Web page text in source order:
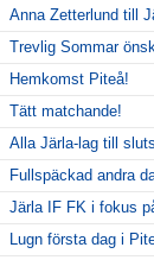
Anna Zetterlund till
Trevlig Sommar
Hemkomst Piteå!
Tätt matchande!
Alla Järla-lag till
Fullspäckad andra
Järla IF FK i fokus
Lugn första dag i